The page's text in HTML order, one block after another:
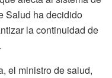
Salud ha decidido
la continuidad de
el ministro de salud,